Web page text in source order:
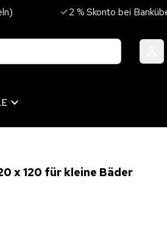
2 % Skonto bei
x 120 für kleine Bäder